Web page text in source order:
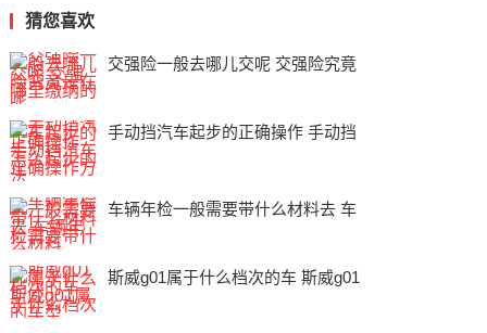
猜您喜欢
交强险一般去哪儿交呢 交强险究竟
手动挡汽车起步的正确操作 手动挡
车辆年检一般需要带什么材料去 车
斯威g01属于什么档次的车 斯威g01